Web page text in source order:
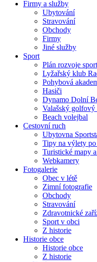
Firmy a služby
Ubytování
Stravování
Obchody
Firmy
Jiné služby
Sport
Plán rozvoje
Lyžařský klub
Pohybová
Hasiči
Dynamo Dolní
Valašský
Beach volejbal
Cestovní ruch
Ubytovna
Tipy na výlety
Turistické mapy
Webkamery
Fotogalerie
Obec v létě
Zimní fotografie
Obchody
Stravování
Zdravotnické
Sport v obci
Z historie
Historie obce
Historie obce
Z historie